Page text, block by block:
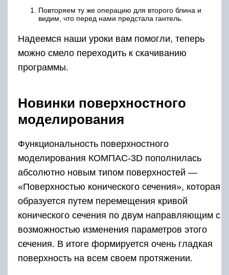
Повторяем ту же операцию для второго блина и
видим, что перед нами предстала гантель.
Надеемся наши уроки вам помогли, теперь
можно смело переходить к скачиванию
программы.
Новинки поверхностного
моделирования
Функциональность поверхностного
моделирования КОМПАС-3D пополнилась
абсолютно новым типом поверхностей —
«Поверхностью конического сечения», которая
образуется путем перемещения кривой
конического сечения по двум направляющим с
возможностью изменения параметров этого
сечения. В итоге формируется очень гладкая
поверхность на всем своем протяжении.